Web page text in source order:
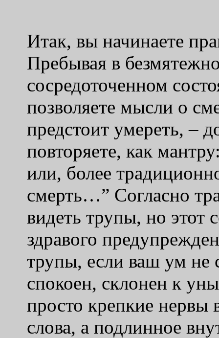
Итак, вы начинаете
Пребывая в
сосредоточенном
позволяете мысли о
предстоит умереть, –
повторяете, как
или, более
смерть…” Согласно
видеть трупы, но этот
здравого
трупы, если ваш ум не
спокоен, склонен к
просто крепкие нервы
слова, а подлинное